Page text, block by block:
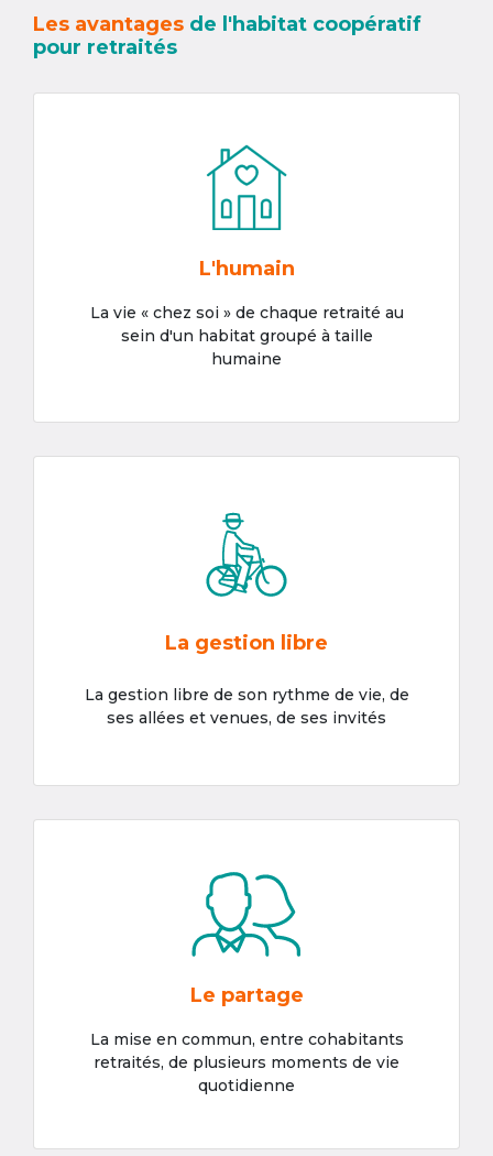
Les avantages de l'habitat coopératif
pour retraités
L'humain
La vie « chez soi » de chaque retraité au
sein d'un habitat groupé à taille
humaine
La gestion libre
La gestion libre de son rythme de vie, de
ses allées et venues, de ses invités
Le partage
La mise en commun, entre cohabitants
retraités, de plusieurs moments de vie
quotidienne